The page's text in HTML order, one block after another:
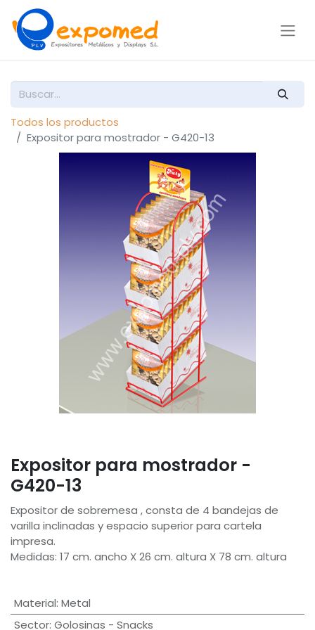
Todos los productos
Expositor para mostrador - G420-13
Expositor para mostrador -
G420-13
Expositor de sobremesa , consta de 4 bandejas de
varilla inclinadas y espacio superior para cartela
impresa.
Medidas: 17 cm. ancho X 26 cm. altura X 78 cm. altura
Material: Metal
Sector: Golosinas - Snacks